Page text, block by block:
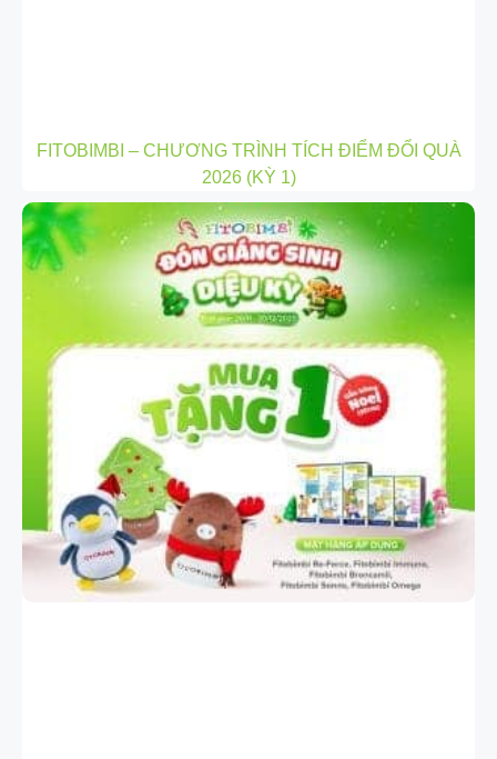
FITOBIMBI – CHƯƠNG TRÌNH TÍCH ĐIỂM ĐỔI QUÀ
2026 (KỲ 1)